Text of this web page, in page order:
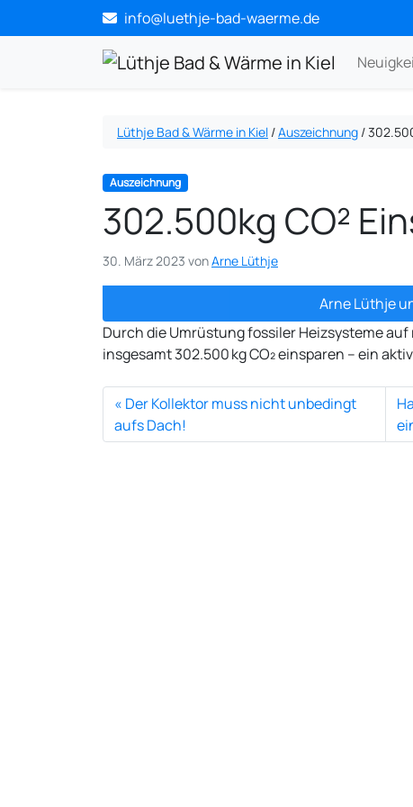
info@luethje-bad-waerme.de
Lüthje Bad & Wärme in Kiel /Auszeichnung /
Auszeichnung
302.500kg CO²
30. März 2023 vonArne Lüthje
Arne Lüthje
Durch die Umrüstung fossiler Heizsysteme
insgesamt 302.500 kg CO₂ einsparen – ein
Der Kollektor muss nicht unbedingt
aufs Dach!